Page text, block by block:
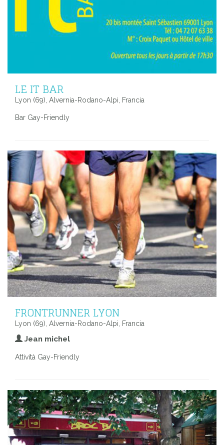
LE IT BAR
Lyon (69), Alvernia-Rodano-Alpi, Francia
Bar Gay-Friendly
FRONTRUNNER LYON
Lyon (69), Alvernia-Rodano-Alpi, Francia
Jean michel
Attività Gay-Friendly